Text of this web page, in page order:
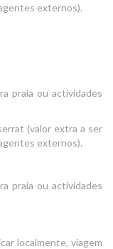
externos).
praia ou actividades
(valor extra a ser
externos).
praia ou actividades
localmente, viagem